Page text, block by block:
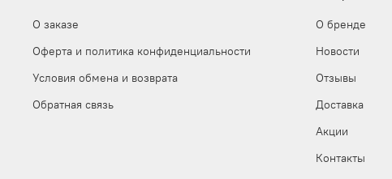
О заказе
Оферта и политика конфиденциальности
Условия обмена и возврата
Обратная связь
О бренде
Новости
Отзывы
Доставка
Акции
Контакты